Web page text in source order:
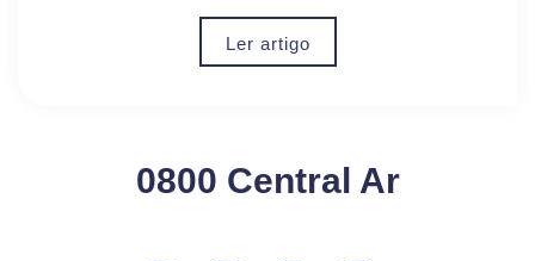
Ler artigo
0800 Central Ar